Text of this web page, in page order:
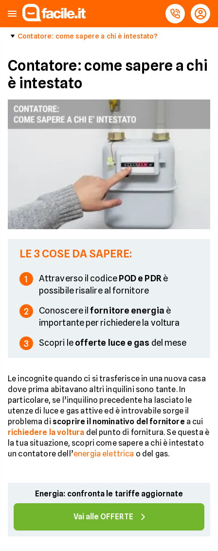
Contatore: come sapere a chi è intestato?
Contatore: come sapere a chi
è intestato
LE 3 COSE DA SAPERE:
1 Attraverso il codicePOD e PDRè
possibile risalire al fornitore
2 Conoscere ilfornitore energia è
importante per richiedere la voltura
3 Scopri leofferte luce e gas del mese
Le incognite quando ci si trasferisce in una nuova casa
dove prima abitavano altri inquilini sono tante. In
particolare, se l’inquilino precedente ha lasciato le
utenze di luce e gas attive ed è introvabile sorge il
problema di scoprire il nominativo del fornitore a cui
richiedere la voltura del punto di fornitura. Se questa è
la tua situazione, scopri come sapere a chi è intestato
un contatore dell’energia elettrica o del gas.
Energia: confronta le tariffe aggiornate
Vai alle OFFERTE